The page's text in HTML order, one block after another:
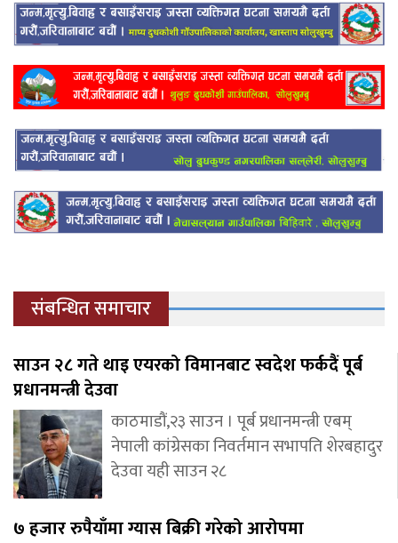
संबन्धित समाचार
साउन २८ गते थाइ एयरको विमानबाट स्वदेश फर्कदैं पूर्ब
प्रधानमन्त्री देउवा
काठमाडौं,२३ साउन । पूर्ब प्रधानमन्त्री एबम्
नेपाली कांग्रेसका निवर्तमान सभापति शेरबहादुर
देउवा यही साउन २८
७ हजार रुपैयाँमा ग्यास बिक्री गरेको आरोपमा